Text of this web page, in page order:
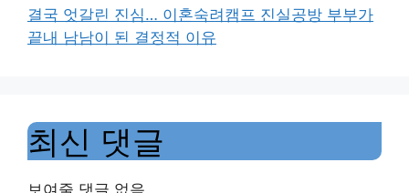
결국 엇갈린 진심… 이혼숙려캠프 진실공방 부부가
끝내 남남이 된 결정적 이유
최신 댓글
보여줄 댓글 없음.